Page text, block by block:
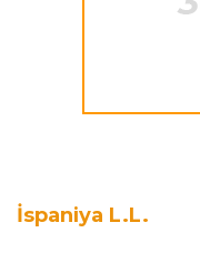
İspaniya L.L.